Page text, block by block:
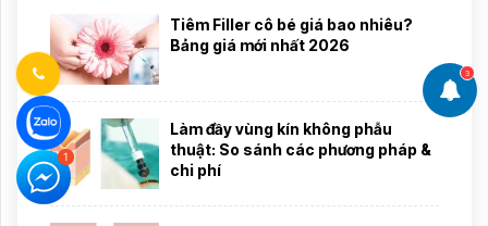
3
Tiêm Filler cô bé giá bao nhiêu?
Bảng giá mới nhất 2026
Làm đầy vùng kín không phẫu
thuật: So sánh các phương pháp &
chi phí